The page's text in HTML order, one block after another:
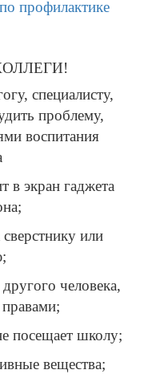
профилактике
специалисту,
проблему,
воспитания
в экран гаджета
или
человека,
правами;
посещает школу;
вещества;